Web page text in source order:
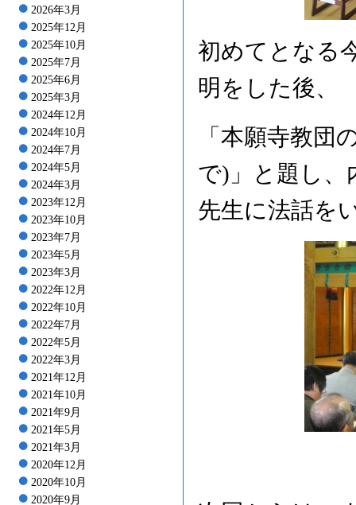
2026年3月
2025年12月
2025年10月
2025年7月
2025年6月
2025年3月
2024年12月
2024年10月
2024年7月
2024年5月
2024年3月
2023年12月
2023年10月
2023年7月
2023年5月
2023年3月
2022年12月
2022年10月
2022年7月
2022年5月
2022年3月
2021年12月
2021年10月
2021年9月
2021年5月
2021年3月
2020年12月
2020年10月
2020年9月
初めてとなる
明をした後、
「本願寺教団
で)」と題し、
先生に法話を